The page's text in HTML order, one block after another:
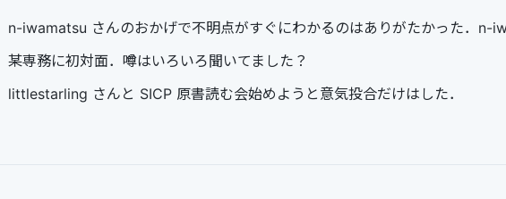
n-iwamatsu さんのおかげで不明点がすぐにわかるのはありがたかった．n-
某専務に初対面．噂はいろいろ聞いてました？
littlestarling さんと SICP 原書読む会始めようと意気投合だけはした．